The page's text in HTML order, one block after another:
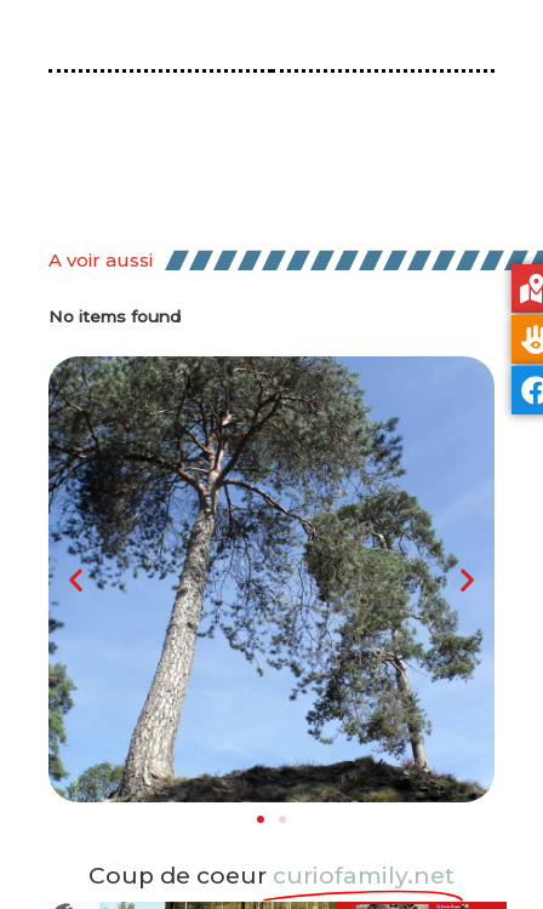
A voir aussi
No items found
Coup de coeur curiofamily.net